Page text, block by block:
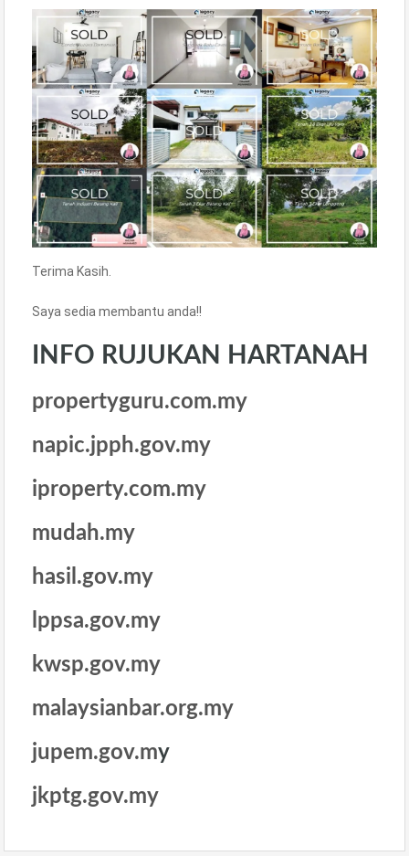
Terima Kasih.
Saya sedia membantu anda!!
INFO RUJUKAN HARTANAH
propertyguru.com.my
napic.jpph.gov.my
iproperty.com.my
mudah.my
hasil.gov.my
lppsa.gov.my
kwsp.gov.my
malaysianbar.org.my
jupem.gov.my
jkptg.gov.my